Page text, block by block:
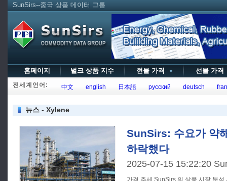
SunSirs--중국 상품 데이터 그룹
홈페이지 벌크 상품 지수 현물 가격 ▼ 선물 가
전세계언어: 中文 english 日本語 русский deutsch
뉴스 - Xylene
SunSirs: 수요가 약
하락했다
2025-07-15 15:22:20
가격 추세 SunSirs 의 상품 시장 분석 시스템에 따르면, xylene 시장은